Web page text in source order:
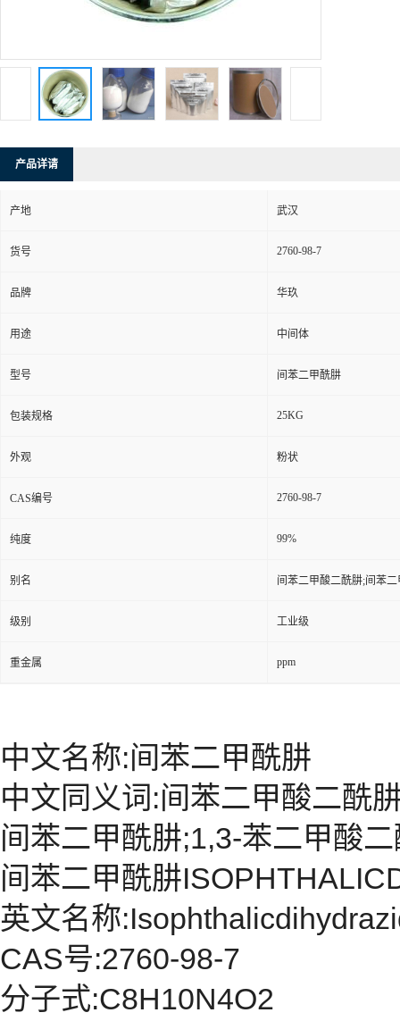
产品详请
产地 武汉
货号 2760-98-7
品牌 华玖
用途 中间体
型号 间苯二甲酰肼
包装规格 25KG
外观 粉状
CAS编号 2760-98-7
纯度 99%
别名 间苯二甲酸二酰肼;间苯
级别 工业级
重金属 ppm
中文名称:间苯二甲酰肼
中文同义词:间苯二甲酸二酰
间苯二甲酰肼;1,3-苯二甲酸
间苯二甲酰肼
英文名称
CAS号:2760-98-7
分子式:C8H10N4O2